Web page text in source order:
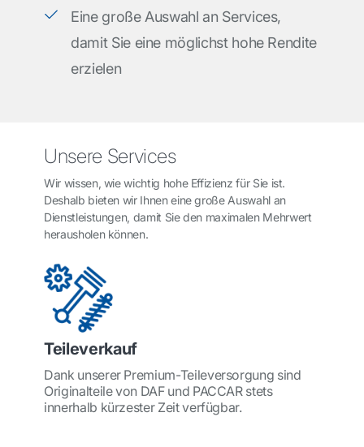
Eine große Auswahl an Services,
damit Sie eine möglichst hohe Rendite
erzielen
Unsere Services
Wir wissen, wie wichtig hohe Effizienz für Sie ist.
Deshalb bieten wir Ihnen eine große Auswahl an
Dienstleistungen, damit Sie den maximalen Mehrwert
herausholen können.
Teileverkauf
Dank unserer Premium-Teileversorgung sind
Originalteile von DAF und PACCAR stets
innerhalb kürzester Zeit verfügbar.